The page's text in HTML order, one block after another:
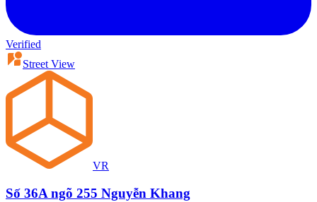
Verified
Street View
VR
Số 36A ngõ 255 Nguyễn Khang